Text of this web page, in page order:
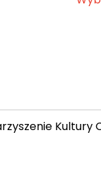
Kultury